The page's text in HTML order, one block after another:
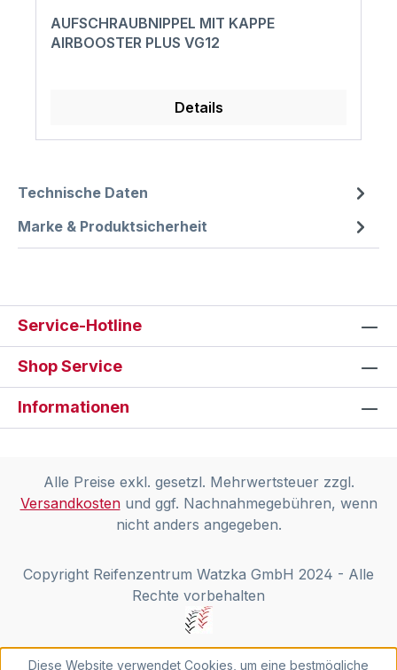
AUFSCHRAUBNIPPEL MIT KAPPE
AIRBOOSTER PLUS VG12
Details
Technische Daten
Marke & Produktsicherheit
Service-Hotline
Shop Service
Informationen
Alle Preise exkl. gesetzl. Mehrwertsteuer zzgl.
Versandkostenund ggf. Nachnahmegebühren, wenn
nicht anders angegeben.
Copyright Reifenzentrum Watzka GmbH 2024 - Alle
Rechte vorbehalten
Diese Website verwendet Cookies, um eine bestmögliche